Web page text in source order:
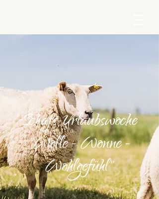
Schafs-Urlaubswoche
"Wolle - Wonne -
Wohlgefühl"